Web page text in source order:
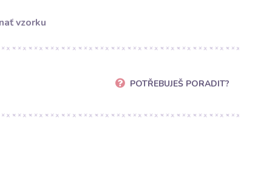
vzorku
POTŘEBUJEŠ PORADIT?